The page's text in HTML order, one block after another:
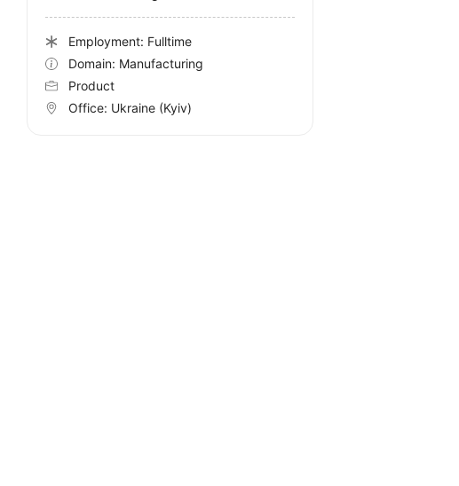
Employment: Fulltime
Domain: Manufacturing
Product
Office: Ukraine (Kyiv)